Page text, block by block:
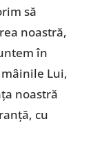
să
noastră,
în
Lui,
noastră
cu